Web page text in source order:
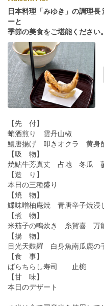
日本料理「みゆき」の調理長
ーと
季節の美食をご堪能ください。
【先 付】
蛸酒煎り 雲丹山椒
鱧唐揚げ 叩きオクラ 黄身
【吸 物】
焼鮎牛蒡真丈 占地 冬瓜
【造 り】
本日の三種盛り
【焼 物】
鰈味噌柚庵焼 青唐辛子焼
【煮 物】
米茄子の鴫炊き 糸賀喜 万
【揚 物】
目光天麩羅 白身魚南瓜鹿
【食 事】
ばらちらし寿司 止椀
【甘 味】
本日のデザート